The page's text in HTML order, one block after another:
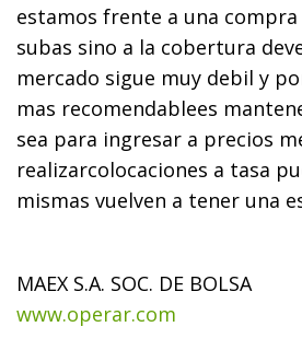
estamos frente a una
subas sino a la cobertura
mercado sigue muy debil y
mas recomendablees
sea para ingresar a precios
realizarcolocaciones a tasa
mismas vuelven a tener una
MAEX S.A. SOC. DE BOLSA
www.operar.com